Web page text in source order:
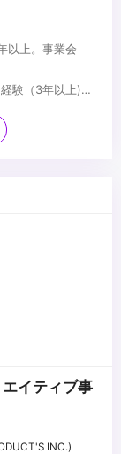
以上。事業会
験（3年以上)
ックデザイン制
イティブ事
INC.)